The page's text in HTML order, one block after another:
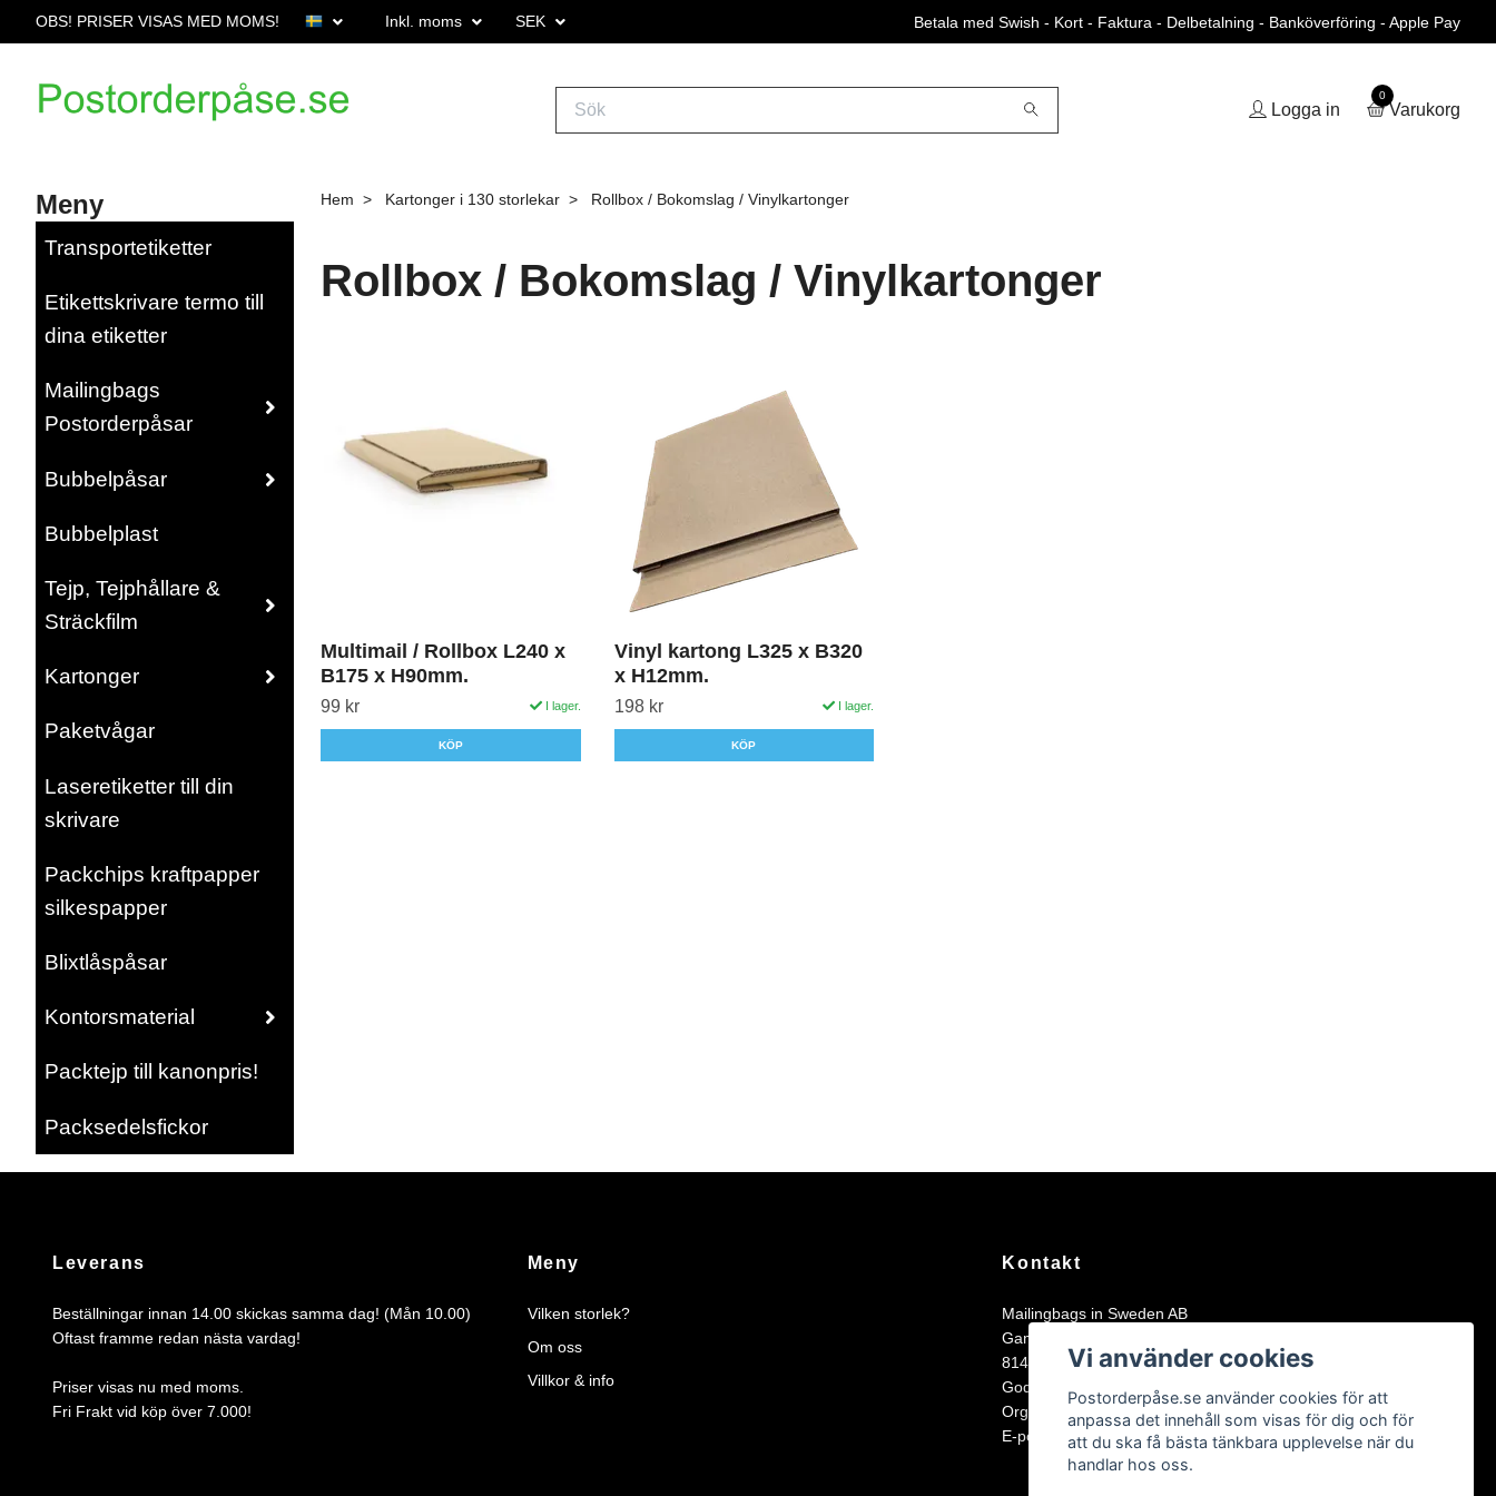
OBS! PRISER VISAS MED MOMS! Inkl. moms SEK Betala med Swish - Kort - Faktura - Delbetalning - Banköverföring - Apple Pay
Logga in
0
Varukorg
Meny
Transportetiketter
Etikettskrivare termo till
dina etiketter
Mailingbags
Postorderpåsar
Bubbelpåsar
Bubbelplast
Tejp, Tejphållare &
Sträckfilm
Kartonger
Paketvågar
Laseretiketter till din
skrivare
Packchips kraftpapper
silkespapper
Blixtlåspåsar
Kontorsmaterial
Packtejp till kanonpris!
Packsedelsfickor
Hem Kartonger i 130 storlekar Rollbox / Bokomslag / Vinylkartonger
Rollbox / Bokomslag / Vinylkartonger
Multimail / Rollbox L240 x
B175 x H90mm.
99 kr I lager.
KÖP
Vinyl kartong L325 x B320
x H12mm.
198 kr I lager.
KÖP
Leverans
Beställningar innan 14.00 skickas samma dag! (Mån 10.00)
Oftast framme redan nästa vardag!
Priser visas nu med moms.
Fri Frakt vid köp över 7.000!
Meny
Vilken storlek?
Om oss
Villkor & info
Kontakt
Mailingbags in Sweden AB
Gamla Bruksgatan 1
81494 Älvkarleby
Godkänd för F-skatt och registrerad för moms.
Organisationsnummer: 559293-5182
E-postadress:kundtjanst@postorderpase.se
Vi använder cookies
Postorderpåse.se använder cookies för att
anpassa det innehåll som visas för dig och för
att du ska få bästa tänkbara upplevelse när du
handlar hos oss.